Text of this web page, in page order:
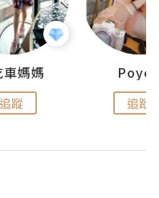
媽媽
追蹤 追蹤